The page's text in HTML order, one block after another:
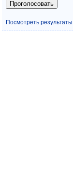
Посмотреть результаты